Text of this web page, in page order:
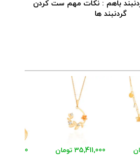
باهم : نکات مهم ست کردن
گردنبند ها
35,411,000 تومان 48,942,000